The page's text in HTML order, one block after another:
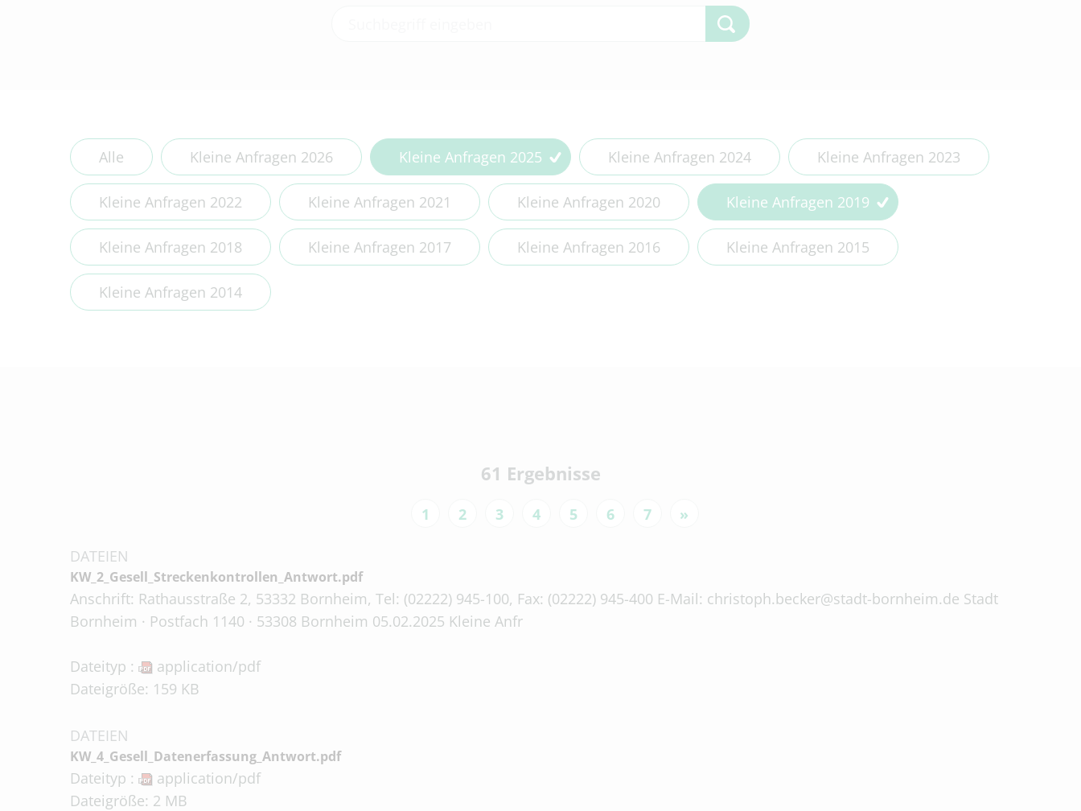
Alle Kleine Anfragen 2026 Kleine Anfragen 2025 Kleine Anfragen 2024 Kleine Anfragen 2023
Kleine Anfragen 2022 Kleine Anfragen 2021 Kleine Anfragen 2020 Kleine Anfragen 2019
Kleine Anfragen 2018 Kleine Anfragen 2017 Kleine Anfragen 2016 Kleine Anfragen 2015
Kleine Anfragen 2014
61 Ergebnisse
1 2 3 4 5 6 7 »
DATEIEN
KW_2_Gesell_Streckenkontrollen_Antwort.pdf
Anschrift: Rathausstraße 2, 53332 Bornheim, Tel: (02222) 945-100, Fax: (02222) 945-400 E-Mail: christoph.becker@stadt-bornheim.de Stadt
Bornheim · Postfach 1140 · 53308 Bornheim 05.02.2025 Kleine Anfr
Dateityp :
application/pdf
Dateigröße: 159 KB
DATEIEN
KW_4_Gesell_Datenerfassung_Antwort.pdf
Dateityp :
application/pdf
Dateigröße: 2 MB